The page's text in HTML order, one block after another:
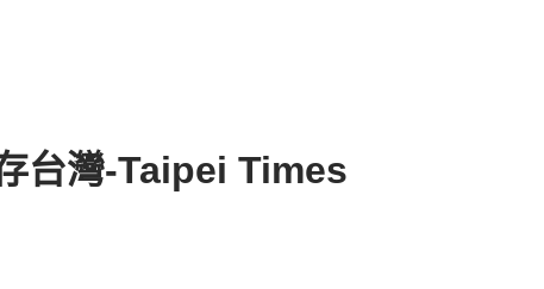
台灣-Taipei Times